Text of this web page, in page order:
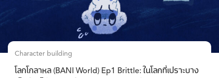
Character building
โลกโกลาหล (BANI World) Ep1 Brittle: ในโลกที่เปราะบาง